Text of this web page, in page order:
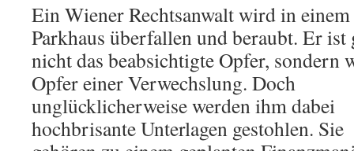
Ein Wiener Rechtsanwalt wird in einem
Parkhaus überfallen und beraubt. Er ist
nicht das beabsichtigte Opfer, sondern
Opfer einer Verwechslung. Doch
unglücklicherweise werden ihm dabei
hochbrisante Unterlagen gestohlen. Sie